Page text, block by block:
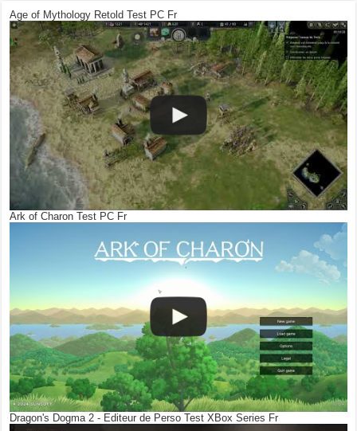
Age of Mythology Retold Test PC Fr
Ark of Charon Test PC Fr
Dragon's Dogma 2 - Editeur de Perso Test XBox Series Fr